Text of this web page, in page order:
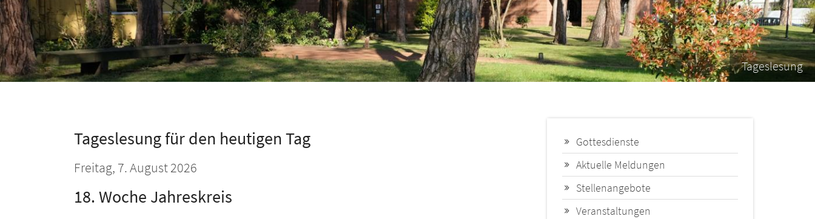
Tageslesung
Tageslesung für den heutigen Tag
Freitag, 7. August 2026
18. Woche Jahreskreis
Gottesdienste
Aktuelle Meldungen
Stellenangebote
Veranstaltungen